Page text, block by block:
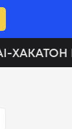
ХАКАТОН